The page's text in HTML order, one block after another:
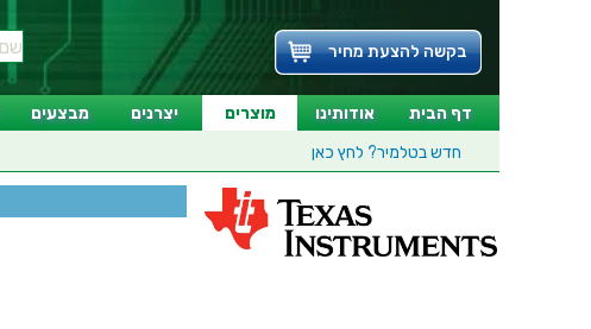
בקשה להצעת מחיר
דף הבית אודותינו מוצרים יצרנים מבצעים
חדש בטלמיר? לחץ כאן